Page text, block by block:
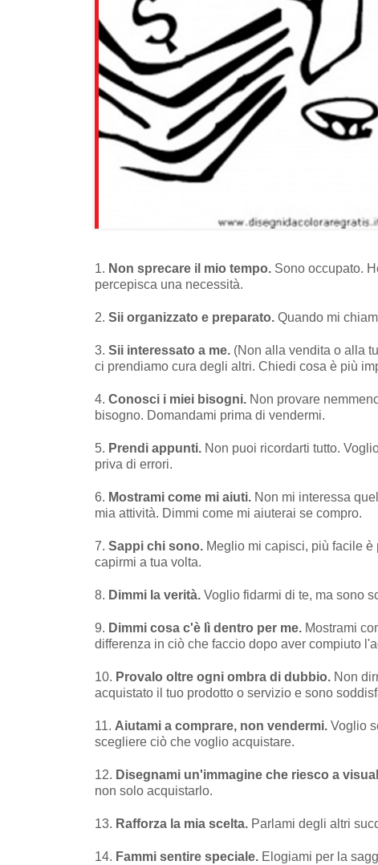
1. Non sprecare il mio tempo. Sono occupato.
percepisca una necessità.
2. Sii organizzato e preparato. Quando mi
3. Sii interessato a me. (Non alla vendita o alla
ci prendiamo cura degli altri. Chiedi cosa è più
4. Conosci i miei bisogni. Non provare
bisogno. Domandami prima di vendermi.
5. Prendi appunti. Non puoi ricordarti tutto.
priva di errori.
6. Mostrami come mi aiuti. Non mi interessa
mia attività. Dimmi come mi aiuterai se compro.
7. Sappi chi sono. Meglio mi capisci, più facile
capirmi a tua volta.
8. Dimmi la verità. Voglio fidarmi di te, ma sono
9. Dimmi cosa c'è lì dentro per me. Mostrami
differenza in ciò che faccio dopo aver compiuto
10. Provalo oltre ogni ombra di dubbio. Non
acquistato il tuo prodotto o servizio e sono
11. Aiutami a comprare, non vendermi. Voglio
scegliere ciò che voglio acquistare.
12. Disegnami un'immagine che riesco a
non solo acquistarlo.
13. Rafforza la mia scelta. Parlami degli altri
14. Fammi sentire speciale. Elogiami per la